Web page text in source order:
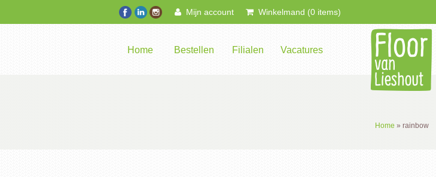
Mijn account Winkelmand (0 items)
Home Bestellen Filialen Vacatures
Home » rainbow